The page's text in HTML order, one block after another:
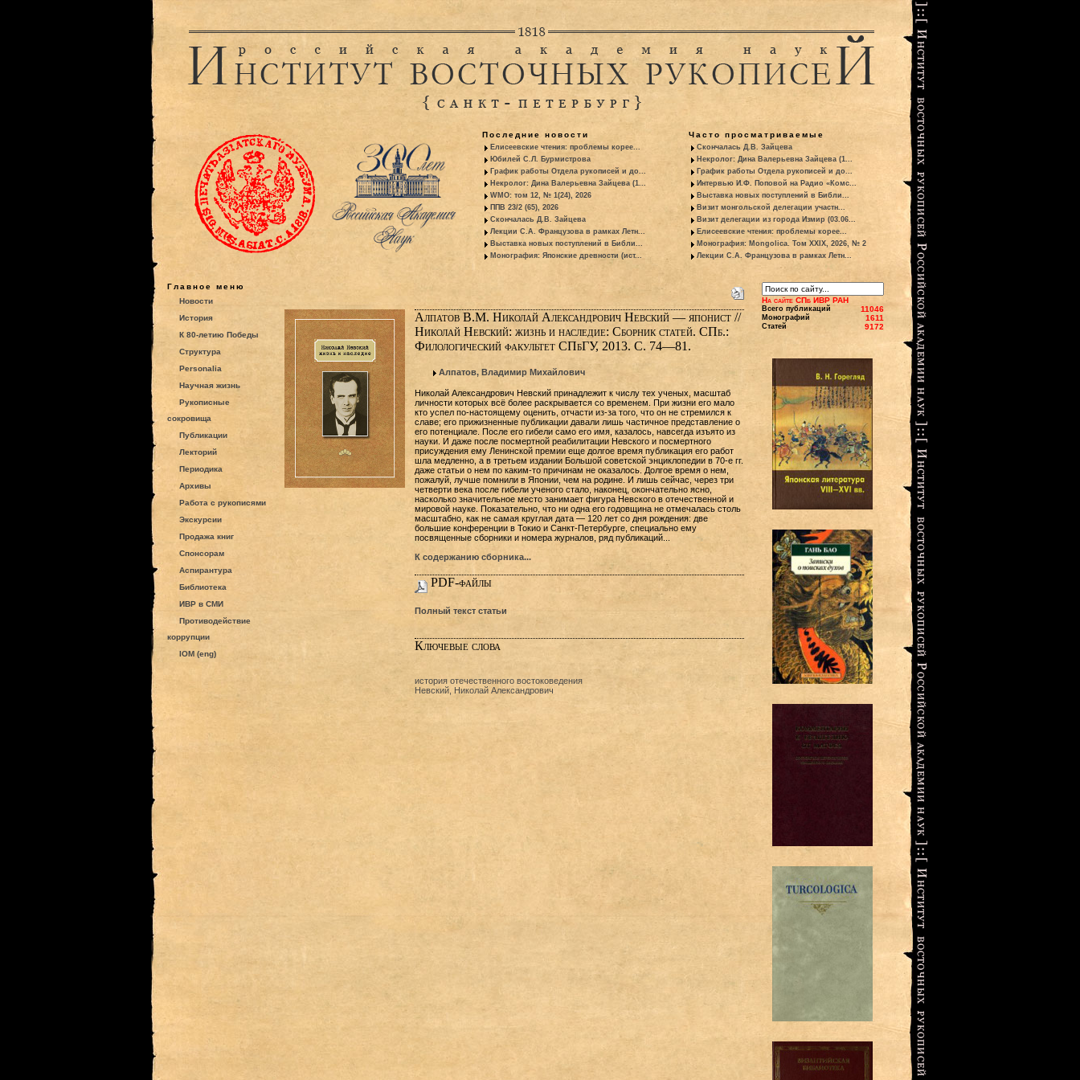
Последние новости
Елисеевские чтения: проблемы корее...
Юбилей С.Л. Бурмистрова
График работы Отдела рукописей и до...
Некролог: Дина Валерьевна Зайцева (1...
WMO: том 12, № 1(24), 2026
ППВ 23/2 (65), 2026
Скончалась Д.В. Зайцева
Лекции С.А. Французова в рамках Летн...
Выставка новых поступлений в Библи...
Монография: Японские древности (ист...
Часто просматриваемые
Скончалась Д.В. Зайцева
Некролог: Дина Валерьевна Зайцева (1...
График работы Отдела рукописей и до...
Интервью И.Ф. Поповой на Радио «Комс...
Выставка новых поступлений в Библи...
Визит монгольской делегации участн...
Визит делегации из города Измир (03.06...
Елисеевские чтения: проблемы корее...
Монография: Mongolica. Том XXIX, 2026, № 2
Лекции С.А. Французова в рамках Летн...
Главное меню
Новости
История
К 80-летию Победы
Структура
Personalia
Научная жизнь
Рукописные
сокровища
Публикации
Лекторий
Периодика
Архивы
Работа с рукописями
Экскурсии
Продажа книг
Спонсорам
Аспирантура
Библиотека
ИВР в СМИ
Противодействие
коррупции
IOM (eng)
Алпатов В.М. Николай Александрович Невский — японист //
Николай Невский: жизнь и наследие: Сборник статей. СПб.:
Филологический факультет СПбГУ, 2013. С. 74—81.
Алпатов, Владимир Михайлович
Николай Александрович Невский принадлежит к числу тех ученых, масштаб
личности которых всё более раскрывается со временем. При жизни его мало
кто успел по-настоящему оценить, отчасти из-за того, что он не стремился к
славе; его прижизненные публикации давали лишь частичное представление о
его потенциале. После его гибели само его имя, казалось, навсегда изъято из
науки. И даже после посмертной реабилитации Невского и посмертного
присуждения ему Ленинской премии еще долгое время публикация его работ
шла медленно, а в третьем издании Большой советской энциклопедии в 70-е гг.
даже статьи о нем по каким-то причинам не оказалось. Долгое время о нем,
пожалуй, лучше помнили в Японии, чем на родине. И лишь сейчас, через три
четверти века после гибели ученого стало, наконец, окончательно ясно,
насколько значительное место занимает фигура Невского в отечественной и
мировой науке. Показательно, что ни одна его годовщина не отмечалась столь
масштабно, как не самая круглая дата — 120 лет со дня рождения: две
большие конференции в Токио и Санкт-Петербурге, специально ему
посвященные сборники и номера журналов, ряд публикаций...
К содержанию сборника...
PDF-файлы
Полный текст статьи
Ключевые слова
история отечественного востоковедения
Невский, Николай Александрович
На сайте СПб ИВР РАН
Всего публикаций 11046
Монографий 1611
Статей 9172